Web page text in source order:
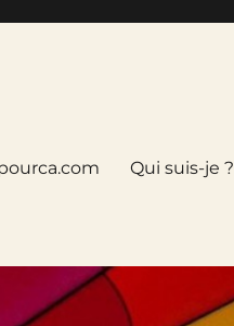
Qui suis-je ?